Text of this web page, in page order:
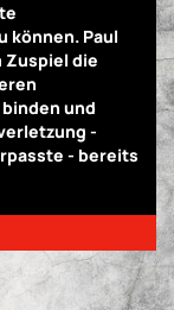
können. Paul
Zuspiel die
und
-
- bereits